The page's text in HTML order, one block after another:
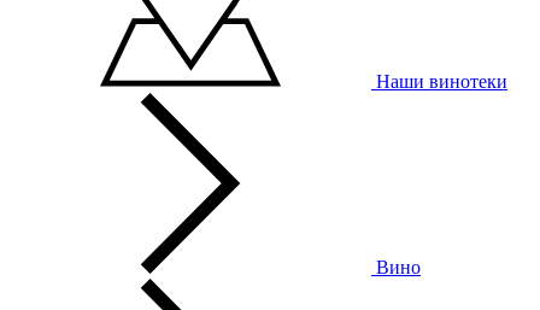
Наши винотеки
Вино